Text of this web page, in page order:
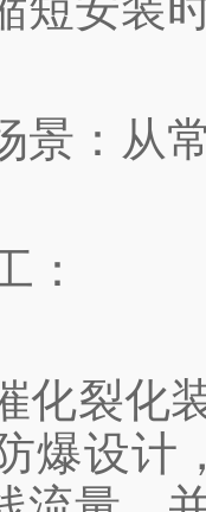
：从常
裂化装
爆设计